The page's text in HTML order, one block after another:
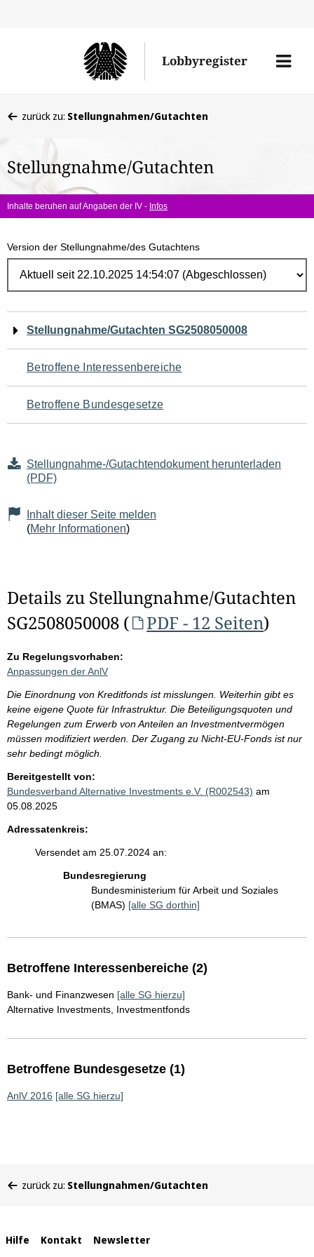
Lobbyregister
Menü
befinden
hier:
zurück zu: Stellungnahmen/Gutachten
Stellungnahme/Gutachten
Inhalte beruhen auf Angaben der IV - Infos
Version der Stellungnahme/des Gutachtens
Navigation
für
den
Seiteninhalt
Stellungnahme/Gutachten SG2508050008
Betroffene Interessenbereiche
Betroffene Bundesgesetze
Stellungnahme-/Gutachtendokument herunterladen
(PDF)
Inhalt dieser Seite melden
(Mehr Informationen)
Details zu Stellungnahme/Gutachten
SG2508050008 (
PDF - 12 Seiten)
Zu Regelungsvorhaben:
Anpassungen der AnlV
Die Einordnung von Kreditfonds ist misslungen. Weiterhin gibt es
keine eigene Quote für Infrastruktur. Die Beteiligungsquoten und
Regelungen zum Erwerb von Anteilen an Investmentvermögen
müssen modifiziert werden. Der Zugang zu Nicht-EU-Fonds ist nur
sehr bedingt möglich.
Bereitgestellt von:
Bundesverband Alternative Investments e.V. (R002543) am
05.08.2025
Adressatenkreis:
Versendet am 25.07.2024 an:
Bundesregierung
Bundesministerium für Arbeit und Soziales
(BMAS) [alle SG dorthin]
Betroffene Interessenbereiche (2)
Bank- und Finanzwesen [alle SG hierzu]
Alternative Investments, Investmentfonds
Betroffene Bundesgesetze (1)
AnlV 2016 [alle SG hierzu]
befinden
zurück zu: Stellungnahmen/Gutachten
Interne
Hilfe Kontakt Newsletter